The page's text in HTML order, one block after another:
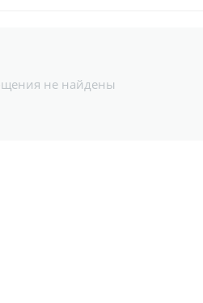
не найдены